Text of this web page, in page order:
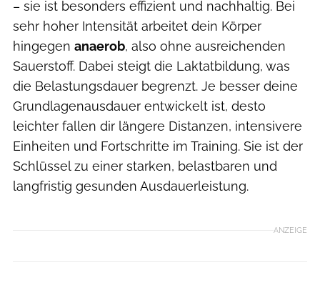
– sie ist besonders effizient und nachhaltig. Bei
sehr hoher Intensität arbeitet dein Körper
hingegen anaerob, also ohne ausreichenden
Sauerstoff. Dabei steigt die Laktatbildung, was
die Belastungsdauer begrenzt. Je besser deine
Grundlagenausdauer entwickelt ist, desto
leichter fallen dir längere Distanzen, intensivere
Einheiten und Fortschritte im Training. Sie ist der
Schlüssel zu einer starken, belastbaren und
langfristig gesunden Ausdauerleistung.
ANZEIGE